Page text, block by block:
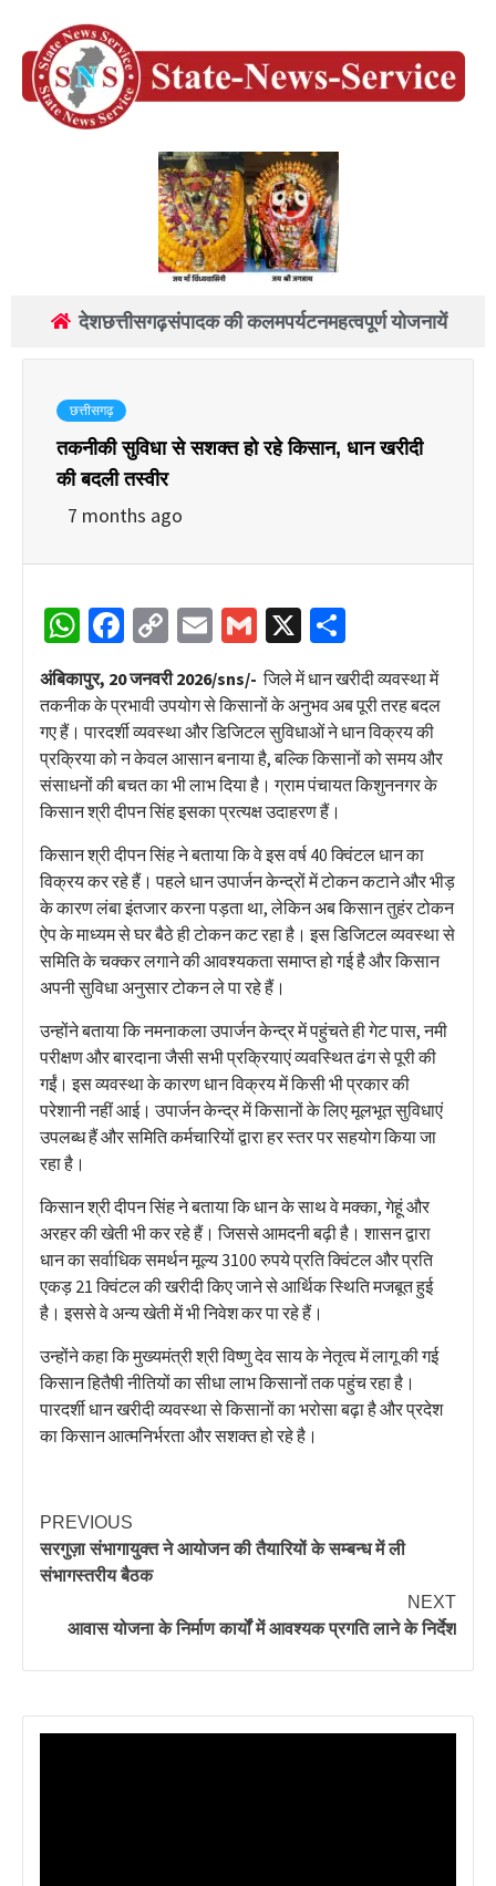
देशछत्तीसगढ़संपादक की कलमपर्यटनमहत्वपूर्ण योजनायें
छत्तीसगढ़
तकनीकी सुविधा से सशक्त हो रहे किसान, धान खरीदी
की बदली तस्वीर
7 months ago
WhatsApp
Facebook
Copy
Link
EmailGmail
X
अंबिकापुर, 20 जनवरी 2026/sns/- जिले में धान खरीदी व्यवस्था में
तकनीक के प्रभावी उपयोग से किसानों के अनुभव अब पूरी तरह बदल
गए हैं। पारदर्शी व्यवस्था और डिजिटल सुविधाओं ने धान विक्रय की
प्रक्रिया को न केवल आसान बनाया है, बल्कि किसानों को समय और
संसाधनों की बचत का भी लाभ दिया है। ग्राम पंचायत किशुननगर के
किसान श्री दीपन सिंह इसका प्रत्यक्ष उदाहरण हैं।
किसान श्री दीपन सिंह ने बताया कि वे इस वर्ष 40 क्विंटल धान का
विक्रय कर रहे हैं। पहले धान उपार्जन केन्द्रों में टोकन कटाने और भीड़
के कारण लंबा इंतजार करना पड़ता था, लेकिन अब किसान तुहंर टोकन
ऐप के माध्यम से घर बैठे ही टोकन कट रहा है। इस डिजिटल व्यवस्था से
समिति के चक्कर लगाने की आवश्यकता समाप्त हो गई है और किसान
अपनी सुविधा अनुसार टोकन ले पा रहे हैं।
उन्होंने बताया कि नमनाकला उपार्जन केन्द्र में पहुंचते ही गेट पास, नमी
परीक्षण और बारदाना जैसी सभी प्रक्रियाएं व्यवस्थित ढंग से पूरी की
गईं। इस व्यवस्था के कारण धान विक्रय में किसी भी प्रकार की
परेशानी नहीं आई। उपार्जन केन्द्र में किसानों के लिए मूलभूत सुविधाएं
उपलब्ध हैं और समिति कर्मचारियों द्वारा हर स्तर पर सहयोग किया जा
रहा है।
किसान श्री दीपन सिंह ने बताया कि धान के साथ वे मक्का, गेहूं और
अरहर की खेती भी कर रहे हैं। जिससे आमदनी बढ़ी है। शासन द्वारा
धान का सर्वाधिक समर्थन मूल्य 3100 रुपये प्रति क्विंटल और प्रति
एकड़ 21 क्विंटल की खरीदी किए जाने से आर्थिक स्थिति मजबूत हुई
है। इससे वे अन्य खेती में भी निवेश कर पा रहे हैं।
उन्होंने कहा कि मुख्यमंत्री श्री विष्णु देव साय के नेतृत्व में लागू की गई
किसान हितैषी नीतियों का सीधा लाभ किसानों तक पहुंच रहा है।
पारदर्शी धान खरीदी व्यवस्था से किसानों का भरोसा बढ़ा है और प्रदेश
का किसान आत्मनिर्भरता और सशक्त हो रहे है।
PREVIOUS
सरगुज़ा संभागायुक्त ने आयोजन की तैयारियों के सम्बन्ध में ली
संभागस्तरीय बैठक
NEXT
आवास योजना के निर्माण कार्यों में आवश्यक प्रगति लाने के निर्देश